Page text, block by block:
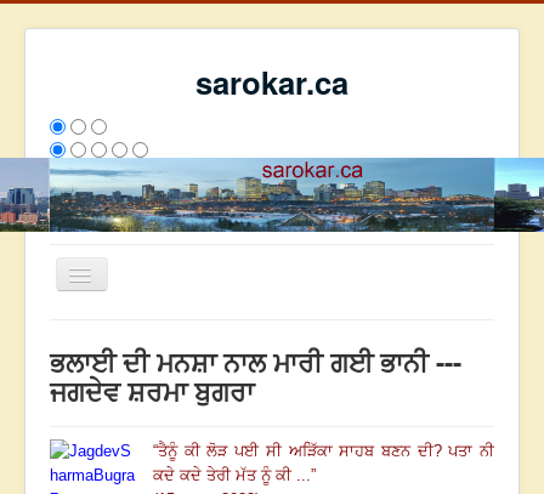
sarokar.ca
Toggle
ਰਚਨਾਵਾਂ
ਸੰਪਰਕ
ਭਲਾਈ ਦੀ ਮਨਸ਼ਾ ਨਾਲ ਮਾਰੀ ਗਈ ਭਾਨੀ ---
ਜਗਦੇਵ ਸ਼ਰਮਾ ਬੁਗਰਾ
“ਤੈਨੂੰ ਕੀ ਲੋੜ ਪਈ ਸੀ ਅੜਿੱਕਾ ਸਾਹਬ ਬਣਨ ਦੀ? ਪਤਾ ਨੀ
ਕਦੇ ਕਦੇ ਤੇਰੀ ਮੱਤ ਨੂੰ ਕੀ ...”